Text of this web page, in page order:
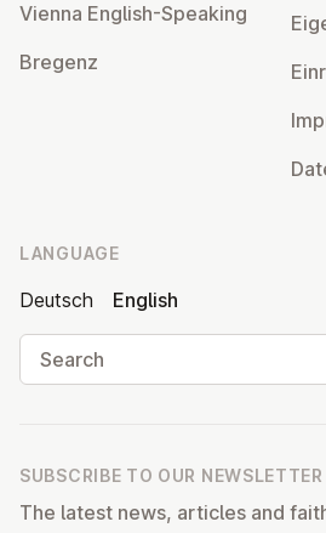
Vienna English-Speaking
Bregenz
LANGUAGE
Deutsch
English
Search
SUBSCRIBE TO OUR NEWSLETTER
The latest news, articles and